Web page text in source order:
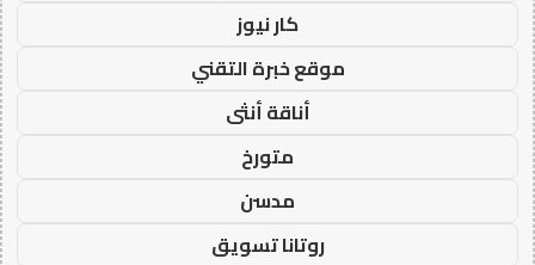
كار نيوز
موقع خبرة التقني
أناقة أنثى
متورخ
مدسن
روتانا تسويق